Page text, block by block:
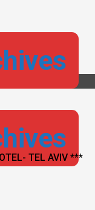
TEL AVIV ***